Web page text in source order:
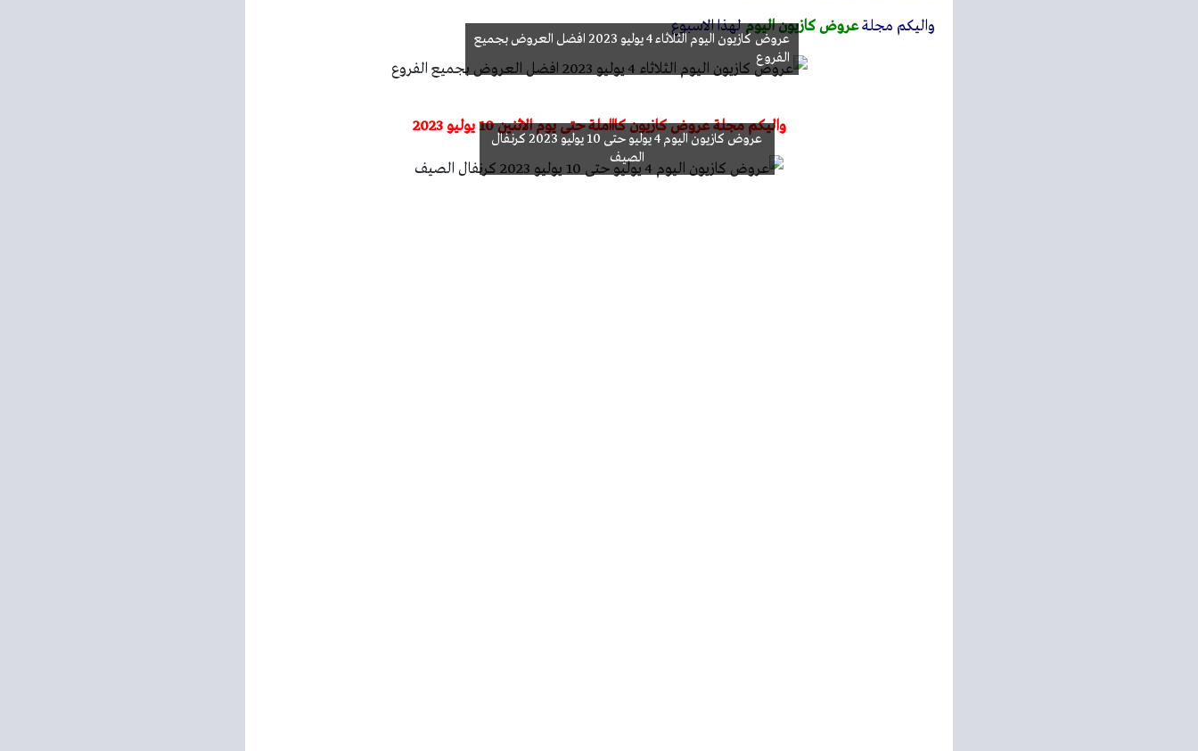
واليكم مجلةعروض كازيون اليوملهذا الاسبوع
عروض كازيون اليوم الثلاثاء 4 يوليو 2023 افضل العروض بجميع
الفروع
واليكم مجلة عروض كازيون كاااملة حتى يوم الاثنين 10 يوليو 2023
عروض كازيون اليوم 4 يوليو حتى 10 يوليو 2023 كرنفال
الصيف